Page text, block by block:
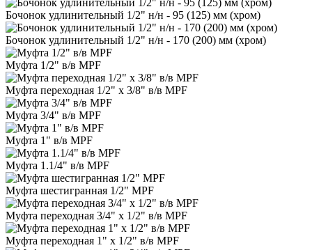
Бочонок удлинительный 1/2" н/н - 95 (125) мм (хром)
Бочонок удлинительный 1/2" н/н - 170 (200) мм (хром)
Муфта 1/2" в/в MPF
Муфта переходная 1/2" х 3/8" в/в MPF
Муфта 3/4" в/в MPF
Муфта 1" в/в MPF
Муфта 1.1/4" в/в MPF
Муфта шестигранная 1/2" MPF
Муфта переходная 3/4" х 1/2" в/в MPF
Муфта переходная 1" х 1/2" в/в MPF